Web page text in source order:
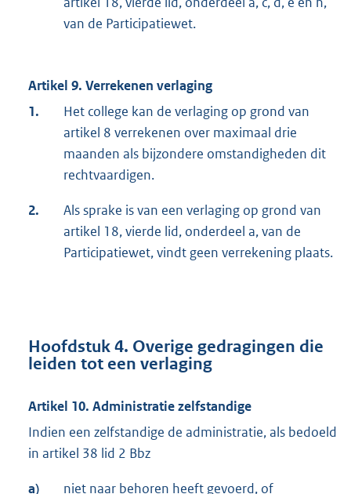
van de Participatiewet.
Artikel 9. Verrekenen verlaging
1.
Het college kan de verlaging op grond van
artikel 8 verrekenen over maximaal drie
maanden als bijzondere omstandigheden dit
rechtvaardigen.
2.
Als sprake is van een verlaging op grond van
artikel 18, vierde lid, onderdeel a, van de
Participatiewet, vindt geen verrekening plaats.
Hoofdstuk 4. Overige gedragingen die
leiden tot een verlaging
Artikel 10. Administratie zelfstandige
Indien een zelfstandige de administratie, als bedoeld
in artikel 38 lid 2 Bbz
a) niet naar behoren heeft gevoerd, of